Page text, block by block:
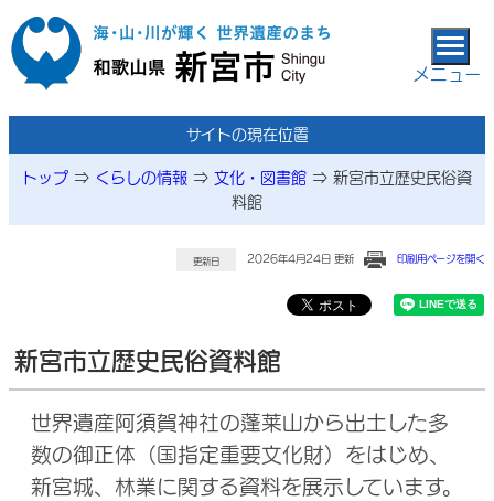
本文へ移動
メニュー
サイトの現在位置
トップ ⇒ くらしの情報 ⇒ 文化・図書館 ⇒ 新宮市立歴史民俗資
料館
更新日 2026年4月24日 更新 印刷用ページを開く
新宮市立歴史民俗資料館
世界遺産阿須賀神社の蓬莱山から出土した多
数の御正体（国指定重要文化財）をはじめ、
新宮城、林業に関する資料を展示しています。